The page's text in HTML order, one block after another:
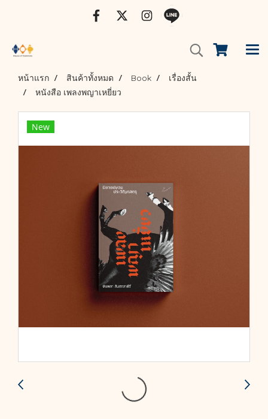
หน้าแรก สินค้าทั้งหมด Book
เรื่องสั้น
หนังสือ เพลงพญาเหยี่ยว
New